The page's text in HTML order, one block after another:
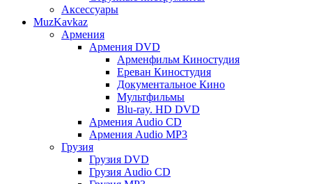
Аксессуары
MuzKavkaz
Армения
Армения DVD
Арменфильм Киностудия
Ереван Киностудия
Документальное Кино
Мультфильмы
Blu-ray. HD DVD
Армения Audio CD
Армения Audio MP3
Грузия
Грузия DVD
Грузия Audio CD